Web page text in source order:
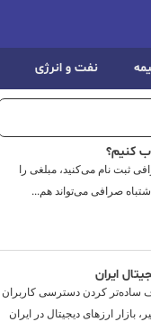
نفت و انرژی
کنیم؟
ثبت‌ نام می‌کنید، مبلغی را
ایران
ساده‌تر کردن دسترسی کاربران
بازار ارزهای دیجیتال در ایران